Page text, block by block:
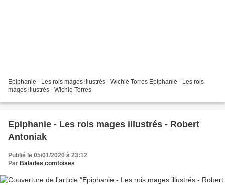
Epiphanie - Les rois mages illustrés - Wichie Torres Epiphanie - Les rois
mages illustrés - Wichie Torres
Epiphanie - Les rois mages illustrés - Robert
Antoniak
Publié le 05/01/2020 à 23:12
Par Balades comtoises